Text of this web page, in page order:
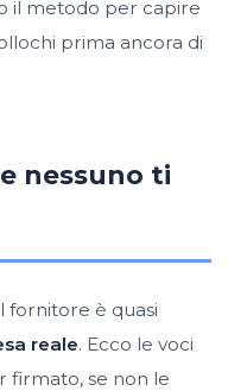
il metodo per capire
prima ancora di
nessuno ti
fornitore è quasi
reale. Ecco le voci
firmato, se non le